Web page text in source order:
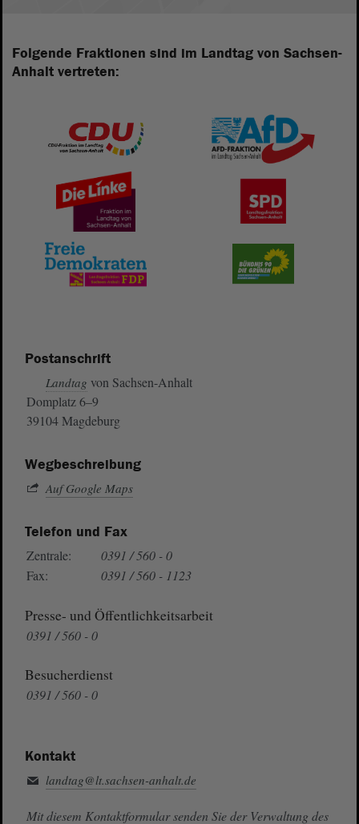
Folgende Fraktionen sind im Landtag von Sachsen-
Anhalt vertreten:
Postanschrift
Landtag von Sachsen-Anhalt
Domplatz 6–9
39104 Magdeburg
Wegbeschreibung
Auf Google Maps
Telefon und Fax
Zentrale:
0391 / 560 - 0
Fax:
0391 / 560 - 1123
Presse- und Öffentlichkeitsarbeit
0391 / 560 - 0
Besucherdienst
0391 / 560 - 0
Kontakt
landtag@lt.sachsen-anhalt.de
Mit diesem Kontaktformular senden Sie der Verwaltung des